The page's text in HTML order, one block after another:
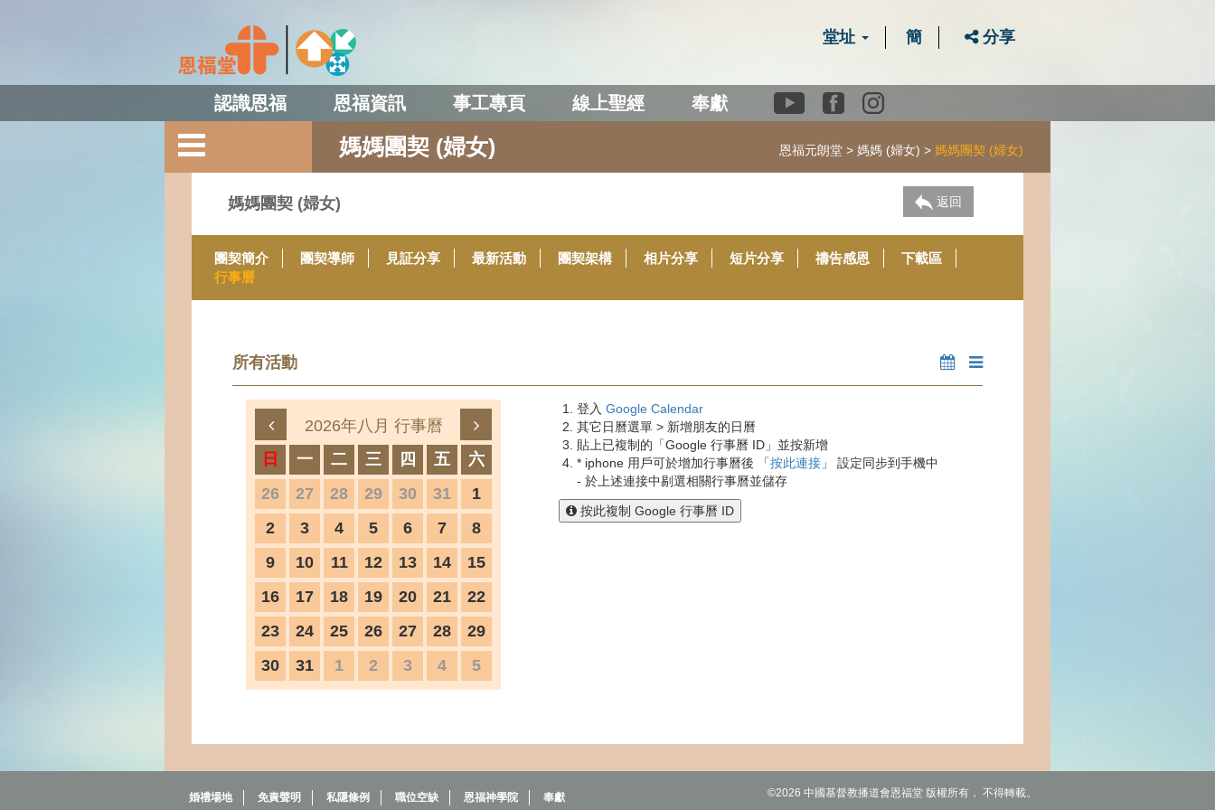
堂址 簡 分享
認識恩福 恩福資訊 事工專頁 線上聖經 奉獻
YoutubeFacebook
媽媽團契 (婦女) 恩福元朗堂 媽媽 (婦女) 媽媽團契 (婦女)
媽媽團契 (婦女) 返回
團契簡介 團契導師 見証分享 最新活動 團契架構 相片分享 短片分享 禱告感恩
下載區
行事曆
所有活動
2026年八月 行事曆
日
一 二 三 四 五
六
26
27 28 29 30 31
1
2
3 4 5 6 7
8
9
10 11 12 13 14
15
16
17 18 19 20 21
22
23
24 25 26 27 28
29
30
31 1 2 3 4 5
登入 Google Calendar
其它日曆選單 > 新增朋友的日曆
貼上已複制的「Google 行事曆 ID」並按新增
* iphone 用戶可於增加行事曆後 「按此連接」 設定同步到手機中
- 於上述連接中剔選相關行事曆並儲存
按此複制 Google 行事曆 ID
婚禮場地 免責聲明 私隱條例 職位空缺 恩福神學院 奉獻 ©2026 中國基督教播道會恩福堂 版權所有， 不得轉載。